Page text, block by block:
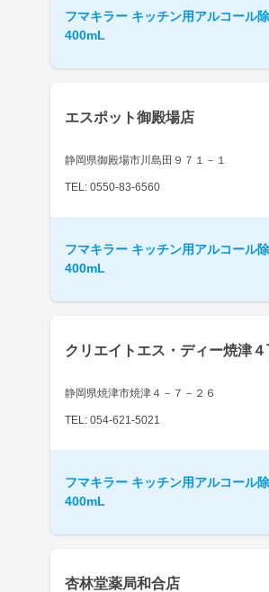
フマキラー キッチン用アルコール
400mL
エスポット御殿場店
静岡県御殿場市川島田９７１－１
TEL: 0550-83-6560
フマキラー キッチン用アルコール
400mL
クリエイトエス・ディー焼津
静岡県焼津市焼津４－７－２６
TEL: 054-621-5021
フマキラー キッチン用アルコール
400mL
杏林堂薬局和合店